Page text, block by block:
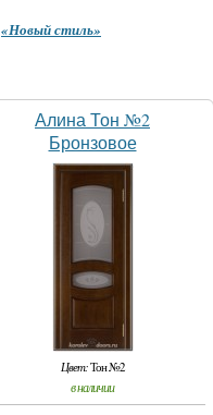
«Новый стиль»
Алина Тон №2
Бронзовое
Цвет:Тон №2
в наличии